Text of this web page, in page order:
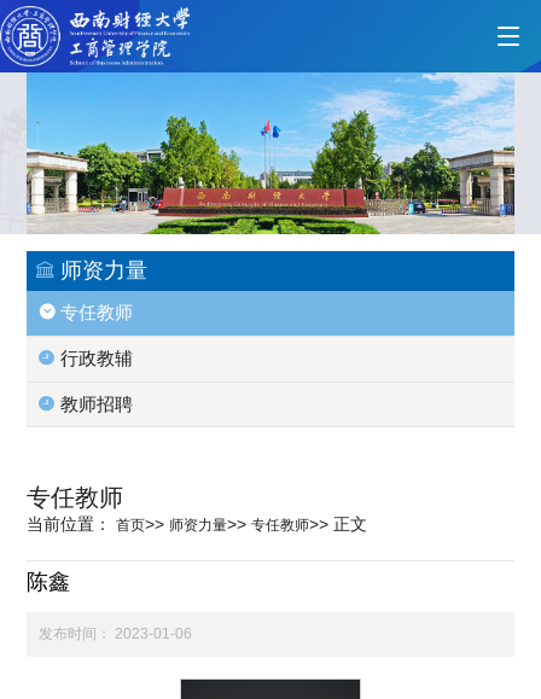
首页
人才培养
师资力量
专任教师
行政教辅
教师招聘
专任教师
当前位置：首页>> 师资力量>> 专任教师>> 正文
陈鑫
发布时间： 2023-01-06